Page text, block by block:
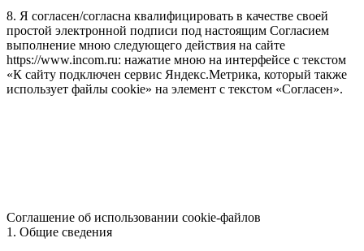
8. Я согласен/согласна квалифицировать в качестве своей
простой электронной подписи под настоящим Согласием
выполнение мною следующего действия на сайте
https://www.incom.ru: нажатие мною на интерфейсе с текстом
«К сайту подключен сервис Яндекс.Метрика, который также
использует файлы cookie» на элемент с текстом «Согласен».
Соглашение об использовании cookie-файлов
1. Общие сведения